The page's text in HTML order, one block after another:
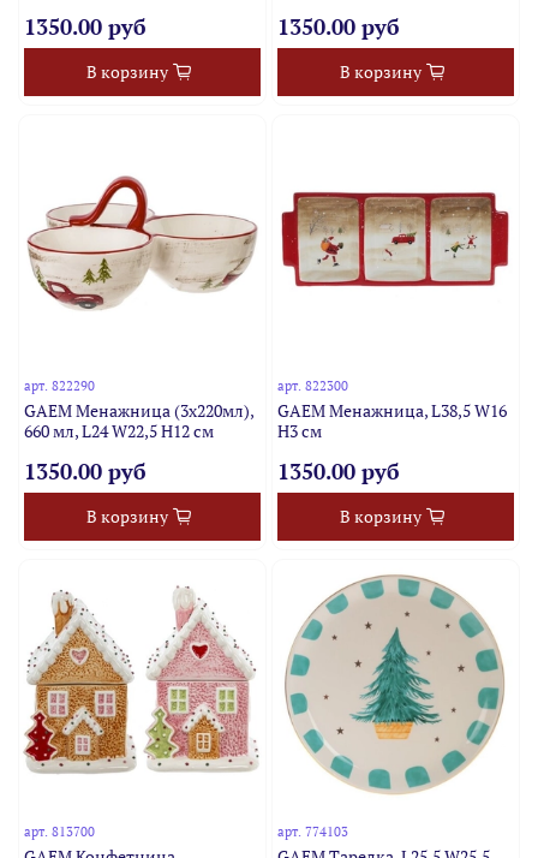
1350.00 руб
В корзину
1350.00 руб
В корзину
арт.822290
GAEM Менажница (3х220мл),
660 мл, L24 W22,5 H12 см
1350.00 руб
В корзину
арт. 822300
GAEM Менажница, L38,5 W16
H3 см
1350.00 руб
В корзину
арт.813700 арт. 774103